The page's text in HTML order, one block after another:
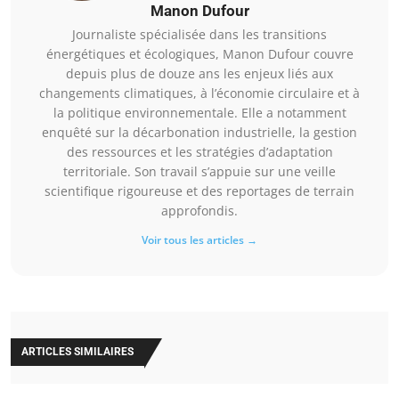
Manon Dufour
Journaliste spécialisée dans les transitions
énergétiques et écologiques, Manon Dufour couvre
depuis plus de douze ans les enjeux liés aux
changements climatiques, à l’économie circulaire et à
la politique environnementale. Elle a notamment
enquêté sur la décarbonation industrielle, la gestion
des ressources et les stratégies d’adaptation
territoriale. Son travail s’appuie sur une veille
scientifique rigoureuse et des reportages de terrain
approfondis.
Voir tous les articles →
ARTICLES SIMILAIRES